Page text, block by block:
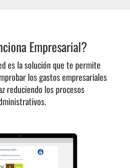
Empresarial?
es la solución que te permite
los gastos empresariales
reduciendo los procesos